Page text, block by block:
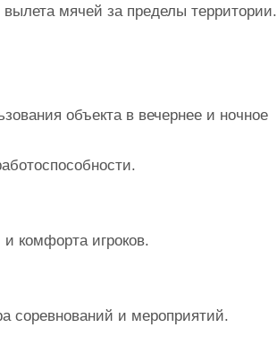
мячей за пределы территории.
объекта в вечернее и ночное
комфорта игроков.
соревнований и мероприятий.